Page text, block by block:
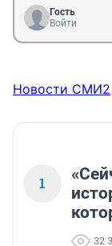
Гость
Войти
Новости СМИ2
1
32